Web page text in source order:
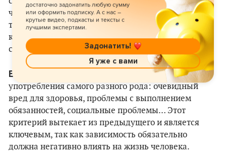
человек не вполне свободен в этом и не знает
точно, что он будет пить, сколько выпьет, с кем,
когда и где это закончится – не обязательно всё
сразу.
Второй критерий
– это негативные последствия
употребления самого разного рода: очевидный
вред для здоровья, проблемы с выполнением
обязанностей, социальные проблемы… Этот
критерий вытекает из предыдущего и является
ключевым, так как зависимость обязательно
должна негативно влиять на жизнь человека.
достаточно задонатить любую сумму
или оформить подписку. А с нас –
крутые видео, подкасты и тексты с
лучшими экспертами.
Задонатить!
Я уже с вами